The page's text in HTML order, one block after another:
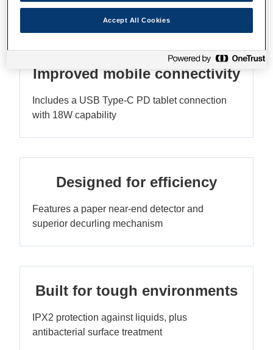
Ultra-compact, sleek, reliable and affordable
Improved mobile connectivity
Includes a USB Type-C PD tablet connection
with 18W capability
Designed for efficiency
Features a paper near-end detector and
superior decurling mechanism
Built for tough environments
IPX2 protection against liquids, plus
antibacterial surface treatment
Accept All Cookies